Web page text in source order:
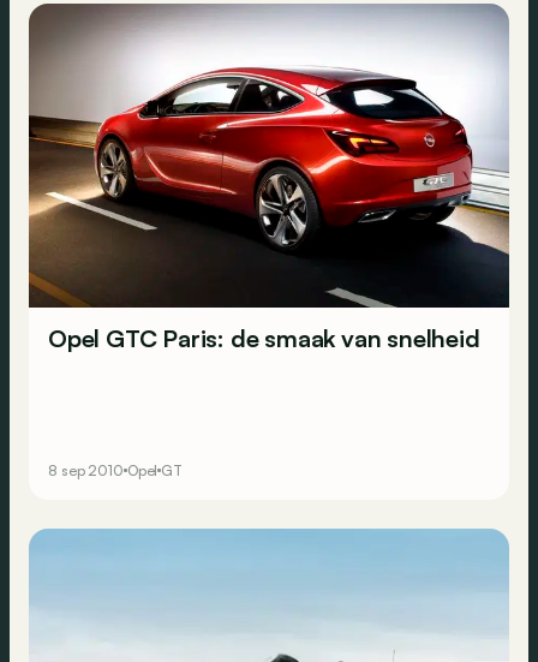
Opel GTC Paris: de smaak van snelheid
8 sep 2010 Opel GT